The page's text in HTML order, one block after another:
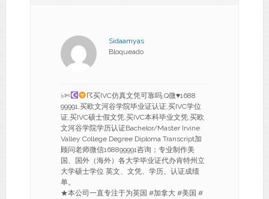
Sidaamyas
Bloqueado
♭✄ ☈买IVC仿真文凭可靠吗,Q微♥1688
99991,买欧文河谷学院毕业证认证,买IVC学位
证,买IVC硕士假文凭,买IVC本科毕业文凭,买欧
文河谷学院学历认证Bachelor/Master Irvine
Valley College Degree Diploma Transcript加
顾问老师微信168899991咨询；专业制作美
国、国外（海外）各大学毕业证代办肯特州立
大学硕士学位 英文、文凭、学历、认证成绩
单。
★本公司一直专注于为英国 #加拿大 #美国 #